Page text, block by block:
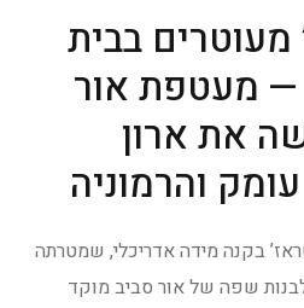
מעוטרים בבית
מעטפת אור
את ארון
והרמוניה
בקנה מידה אדריכלי, שמטרתה
שפה של אור סביב מוקד